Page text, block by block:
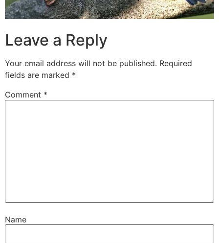
Leave a Reply
Your email address will not be published. Required
fields are marked *
Comment *
Name